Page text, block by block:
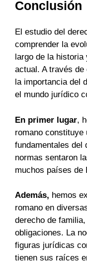
Conclusión
El estudio del
comprender la
largo de la historia
actual. A través
la importancia del
el mundo jurídico
En primer lugar,
romano constituye
fundamentales del
normas sentaron
muchos países de
Además, hemos
romano en
derecho de
obligaciones. La
figuras jurídicas
tienen sus raíces